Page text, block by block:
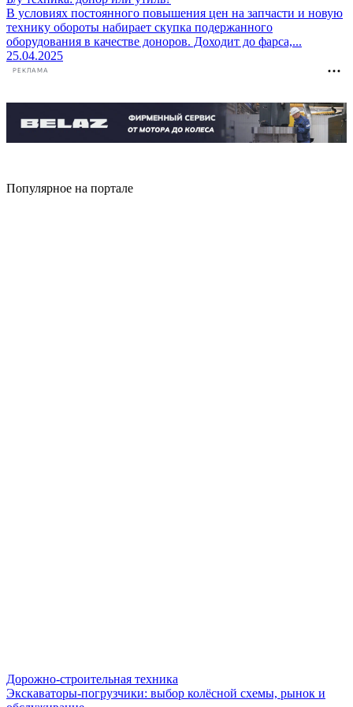
В условиях постоянного повышения цен на запчасти и новую
технику обороты набирает скупка подержанного
оборудования в качестве доноров. Доходит до фарса,...
25.04.2025
РЕКЛАМА
Популярное на портале
Дорожно-строительная техника
Экскаваторы-погрузчики: выбор колёсной схемы, рынок и